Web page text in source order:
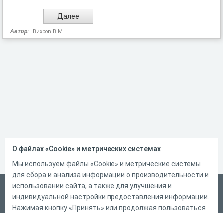
Автор: Вихров В.М.
Русский
Справка
О файлах «Cookie» и метрических системах
Мы используем файлы «Cookie» и метрические системы
для сбора и анализа информации о производительности и
использовании сайта, а также для улучшения и
индивидуальной настройки предоставления информации.
Нажимая кнопку «Принять» или продолжая пользоваться